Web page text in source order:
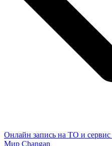
Онлайн запись на ТО и сервис
Мир Changan